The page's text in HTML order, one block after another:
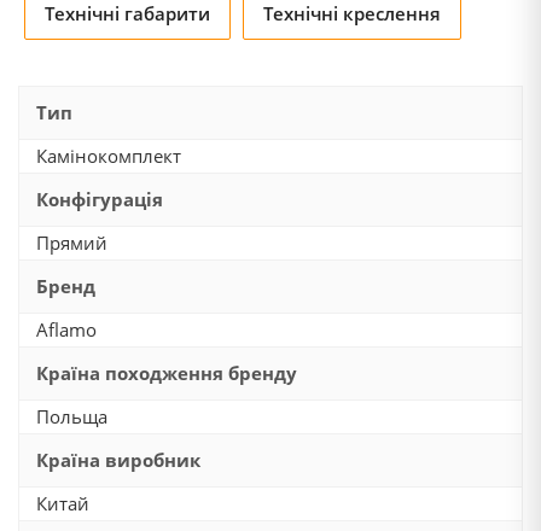
Технічні габарити Технічні креслення
Тип
Камінокомплект
Конфігурація
Прямий
Бренд
Aflamo
Країна походження бренду
Польща
Країна виробник
Китай